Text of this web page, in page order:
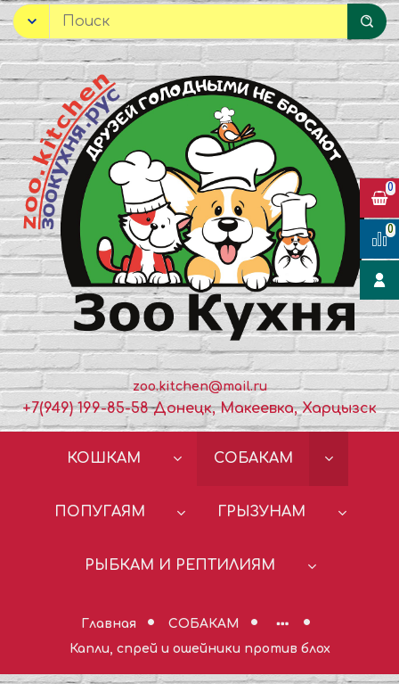
zoo.kitchen@mail.ru
+7(949) 199-85-58 Донецк, Макеевка, Харцызск
КОШКАМ СОБАКАМ
ПОПУГАЯМ ГРЫЗУНАМ
РЫБКАМ И РЕПТИЛИЯМ
Главная
СОБАКАМ
Капли, спрей и ошейники против блох
0
0